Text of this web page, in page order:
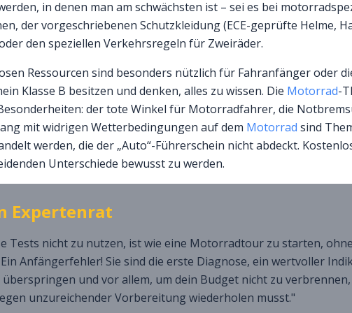
in denen man am schwächsten ist – sei es bei
der vorgeschriebenen Schutzkleidung (ECE-geprüfte Helme,
den speziellen Verkehrsregeln für Zweiräder.
Ressourcen sind besonders nützlich für Fahranfänger oder
Klasse B besitzen und denken, alles zu wissen. Die Motorrad-
der tote Winkel für Motorradfahrer, die
mit widrigen Wetterbedingungen auf dem Motorrad sind
werden, die der „Auto“-Führerschein nicht abdeckt.
Unterschiede bewusst zu werden.
Expertenrat
Tests nicht zu nutzen, ist wie eine Motorradtour zu starten,
Anfängerfehler! Sie sind die erste Diagnose, ein wertvoller
überspringen und vor allem, um dein Budget nicht zu
unzureichender Vorbereitung wiederholen musst."